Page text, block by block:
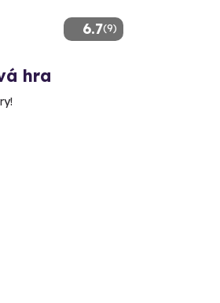
6.7(9)
hra